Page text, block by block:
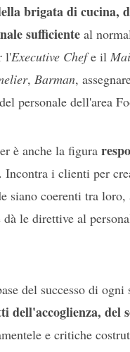
brigata di cucina,
sufficienteal
l'Executive Chefe il
, Barman,
personale dell'area
è anche la figura
Incontra i clienti per
siano coerenti tra
le direttive al
del successo di
dell'accoglienza, del
e critiche